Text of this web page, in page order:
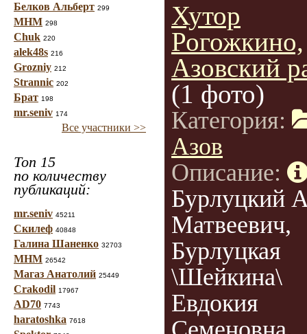
Белков Альберт 299
МНМ 298
Chuk 220
alek48s 216
Grozniy 212
Strannic 202
Брат 198
mr.seniv 174
Все участники >>
Топ 15
по количеству
публикаций:
mr.seniv 45211
Скилеф 40848
Галина Шаненко 32703
МНМ 26542
Магаз Анатолий 25449
Crakodil 17967
AD70 7743
haratoshka 7618
Хутор
Рогожкино,
Азовский
(1 фото)
Категория:
Азов
Описание:
Бурлуцкий
Матвеевич,
Бурлуцкая
\Шейкина\
Евдокия